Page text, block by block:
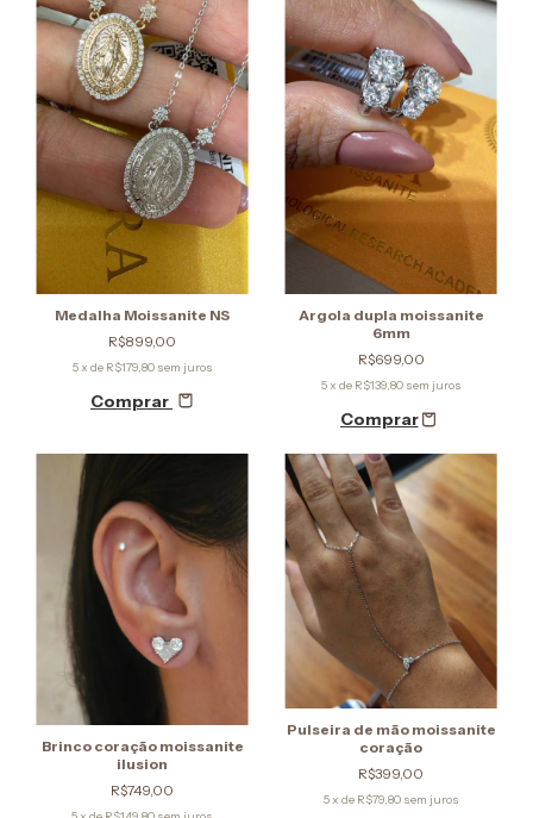
Medalha Moissanite NS
R$899,00
5 x de R$179,80 sem juros
Comprar
Argola dupla moissanite
6mm
R$699,00
5 x de R$139,80 sem juros
Brinco coração moissanite
ilusion
R$749,00
Pulseira de mão moissanite
coração
R$399,00
5x de R$79,80 sem juros